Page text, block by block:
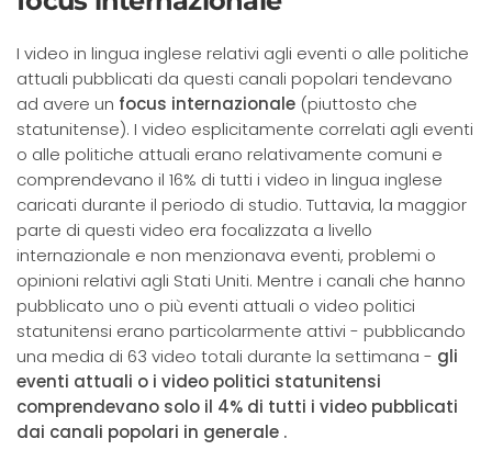
I video in lingua inglese relativi agli eventi o alle politiche
attuali pubblicati da questi canali popolari tendevano
ad avere un focus internazionale (piuttosto che
statunitense). I video esplicitamente correlati agli eventi
o alle politiche attuali erano relativamente comuni e
comprendevano il 16% di tutti i video in lingua inglese
caricati durante il periodo di studio. Tuttavia, la maggior
parte di questi video era focalizzata a livello
internazionale e non menzionava eventi, problemi o
opinioni relativi agli Stati Uniti. Mentre i canali che hanno
pubblicato uno o più eventi attuali o video politici
statunitensi erano particolarmente attivi - pubblicando
una media di 63 video totali durante la settimana - gli
eventi attuali o i video politici statunitensi
comprendevano solo il 4% di tutti i video pubblicati
dai canali popolari in generale .